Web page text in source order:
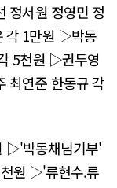
정서원 정영민 정
각 1만원 ▷박동
5천원 ▷권두영
최연준 한동규 각
▷'박동채님기부'
원 ▷'류현수.류